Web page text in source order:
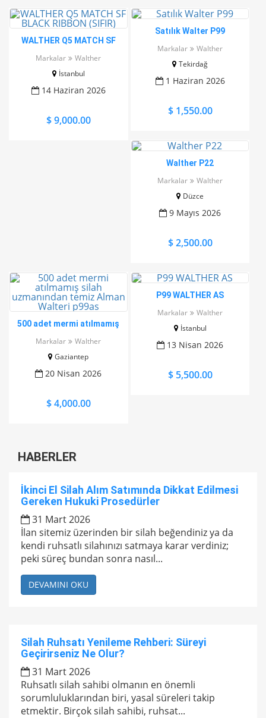
WALTHER Q5 MATCH SF
Markalar
Walther
İstanbul
14 Haziran 2026
$ 9,000.00
Satılık Walter P99
Markalar
Walther
Tekirdağ
1 Haziran 2026
$ 1,550.00
Walther P22
Markalar
Walther
Düzce
9 Mayıs 2026
$ 2,500.00
500 adet mermi atılmamış
Markalar
Walther
Gaziantep
20 Nisan 2026
$ 4,000.00
P99 WALTHER AS
Markalar
Walther
İstanbul
13 Nisan 2026
$ 5,500.00
HABERLER
İkinci El Silah Alım Satımında Dikkat Edilmesi
Gereken Hukuki Prosedürler
31 Mart 2026
İlan sitemiz üzerinden bir silah beğendiniz ya da
kendi ruhsatlı silahınızı satmaya karar verdiniz;
peki süreç bundan sonra nasıl...
DEVAMINI OKU
Silah Ruhsatı Yenileme Rehberi: Süreyi
Geçirirseniz Ne Olur?
31 Mart 2026
Ruhsatlı silah sahibi olmanın en önemli
sorumluluklarından biri, yasal süreleri takip
etmektir. Birçok silah sahibi, ruhsat...